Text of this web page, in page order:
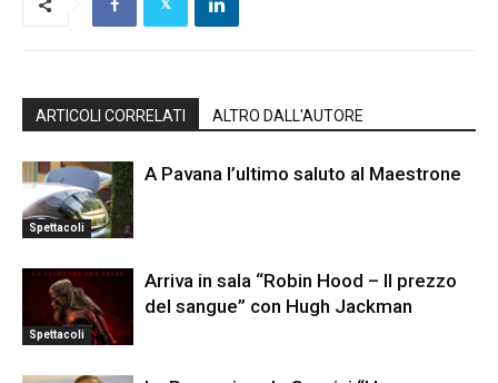
ARTICOLI CORRELATI ALTRO DALL'AUTORE
Spettacoli
A Pavana l’ultimo saluto al Maestrone
Spettacoli
Arriva in sala “Robin Hood – Il prezzo
del sangue” con Hugh Jackman